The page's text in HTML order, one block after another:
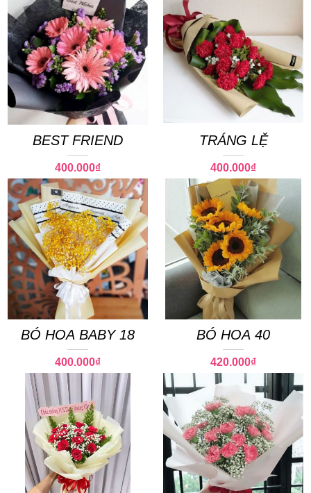
BEST FRIEND
400.000₫
TRÁNG LỆ
400.000₫
BÓ HOA BABY 18
400.000₫
BÓ HOA 40
420.000₫